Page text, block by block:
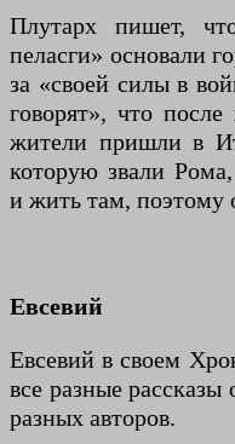
Плутарх пишет,
пеласги» основали
за «своей силы в
говорят», что
жители пришли в
которую звали
и жить там, поэтому
Евсевий
Евсевий в своем
все разные
разных авторов.